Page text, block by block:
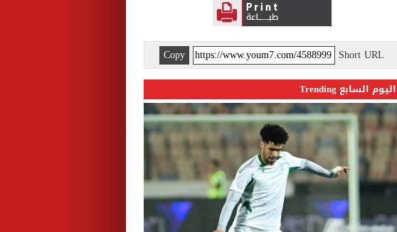
Short URL
Copy
اليوم السابع Trending